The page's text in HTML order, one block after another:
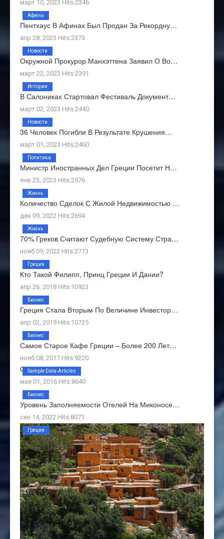
март 10, 2023 Hits:2346
Пентхаус В Афинах Был Продан За Рекордну…
апр 28, 2023 Hits:2373
Афины
Окружной Прокурор Манхэттена Заявил О Во…
март 22, 2023 Hits:2391
Новости
В Салониках Стартовал Фестиваль Документ…
март 02, 2023 Hits:2440
История
36 Человек Погибли В Результате Крушения…
март 01, 2023 Hits:2460
Новости
Министр Иностранных Дел Греции Посетит Н…
янв 23, 2023 Hits:2576
Политика
Количество Сделок С Жилой Недвижимостью …
дек 09, 2022 Hits:2694
Жизнь
70% Греков Считают Судебную Систему Стра…
нояб 09, 2022 Hits:2713
Жизнь
Кто Такой Филипп, Принц Греции И Дании?
апр 26, 2018 Hits:10923
Греция
Греция Стала Вторым По Величине Инвестор…
апр 02, 2019 Hits:10725
Бизнес
Самое Старое Кафе Греции – Более 200 Лет…
нояб 08, 2017 Hits:9220
Бизнес
О Нас
мая 01, 2016 Hits:8640
Sample Data-Articles
Уровень Заполняемости Отелей На Миконосе…
сен 14, 2022 Hits:8071
Бизнес
Греция